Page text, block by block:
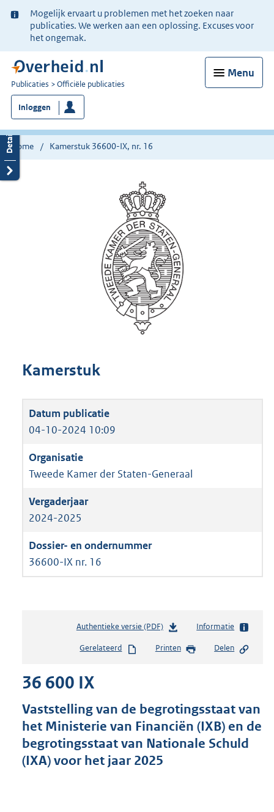
Ter
informatie:
Mogelijk ervaart u problemen met het zoeken naar
publicaties. We werken aan een oplossing. Excuses voor
het ongemak.
Menu
U
bent
nu
hier:
Publicaties Officiële publicaties
Inloggen
Home Kamerstuk 36600-IX, nr. 16
Kamerstuk
04-10-2024 10:09
Tweede Kamer der Staten-Generaal
2024-2025
36600-IX nr. 16
Authentieke versie (PDF)b
s
s
g
r
Informatie
Gerelateerd Printen Delen
36 600 IX
Vaststelling van de begrotingsstaat van
het Ministerie van Financiën (IXB) en de
begrotingsstaat van Nationale Schuld
(IXA) voor het jaar 2025